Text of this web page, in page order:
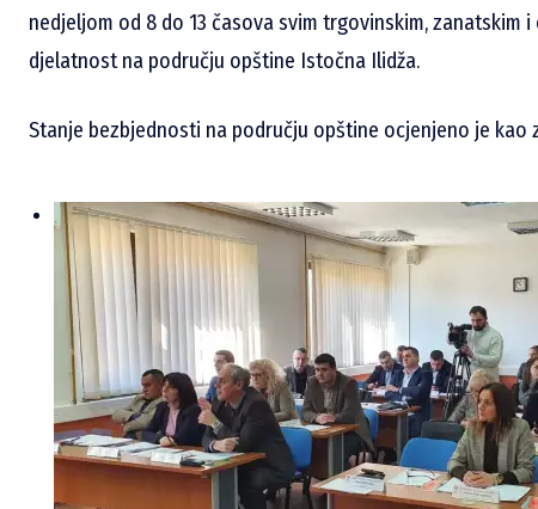
nedjeljom od 8 do 13 časova svim trgovinskim, zanatskim
djelatnost na području opštine Istočna Ilidža.
Stanje bezbjednosti na području opštine ocjenjeno je kao